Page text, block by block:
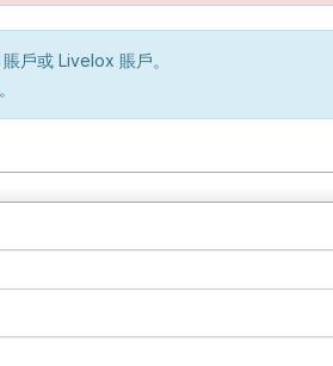
戶或 Livelox 賬戶。
。